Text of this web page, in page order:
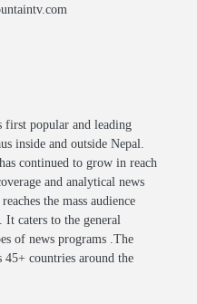
first popular and leading
inside and outside Nepal.
continued to grow in reach
and analytical news
the mass audience
caters to the general
of news programs .The
45+ countries around the